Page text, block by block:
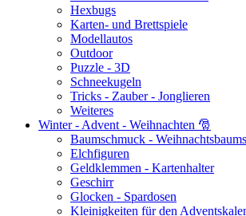
Hexbugs
Karten- und Brettspiele
Modellautos
Outdoor
Puzzle - 3D
Schneekugeln
Tricks - Zauber - Jonglieren
Weiteres
Winter - Advent - Weihnachten 🎅
Baumschmuck -
Elchfiguren
Geldklemmen - Kartenhalter
Geschirr
Glocken - Spardosen
Kleinigkeiten für den